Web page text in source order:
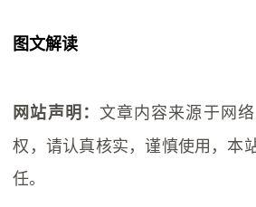
图文解读
网站声明： 文章内容来源于网
权，请认真核实，谨慎使用，本
任。